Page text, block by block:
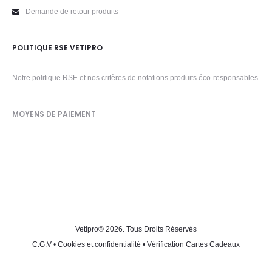
Demande de retour produits
POLITIQUE RSE VETIPRO
Notre politique RSE et nos critères de notations produits éco-responsables
MOYENS DE PAIEMENT
Vetipro© 2026. Tous Droits Réservés
C.G.V • Cookies et confidentialité • Vérification Cartes Cadeaux